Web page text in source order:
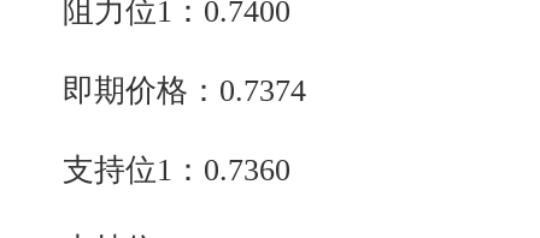
阻力位1：0.7400
即期价格：0.7374
支持位1：0.7360